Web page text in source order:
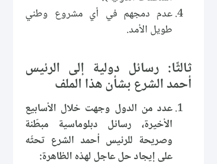
عدم دمجهم في أي مشروع وطني
طويل الأمد.
ثالثًا: رسائل دولية إلى الرئيس
أحمد الشرع بشأن هذا الملف
عدد من الدول وجهت خلال الأسابيع
الأخيرة، رسائل دبلوماسية مبطّنة
وصريحة للرئيس أحمد الشرع تحثّه
على إيجاد حل عاجل لهذه الظاهرة: